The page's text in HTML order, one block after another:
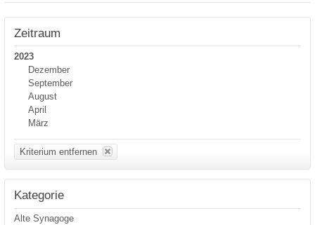
Zeitraum
2023
Dezember
September
August
April
März
Kriterium entfernen
Kategorie
Alte Synagoge